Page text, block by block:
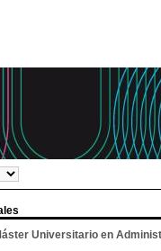
Universitario en